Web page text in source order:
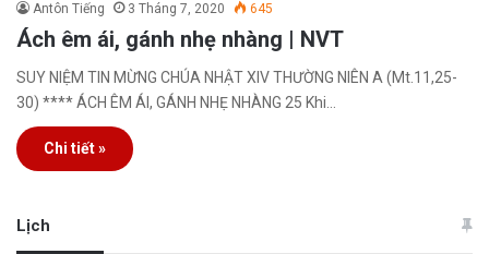
Antôn Tiếng 3 Tháng 7, 2020 645
Ách êm ái, gánh nhẹ nhàng | NVT
SUY NIỆM TIN MỪNG CHÚA NHẬT XIV THƯỜNG NIÊN A (Mt.11,25-
30) **** ÁCH ÊM ÁI, GÁNH NHẸ NHÀNG 25 Khi…
Chi tiết »
Lịch